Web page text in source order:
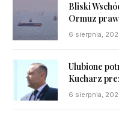
Bliski
Ormuz
6 sierpnia,
Ulubione
Kucharz
6 sierpnia,